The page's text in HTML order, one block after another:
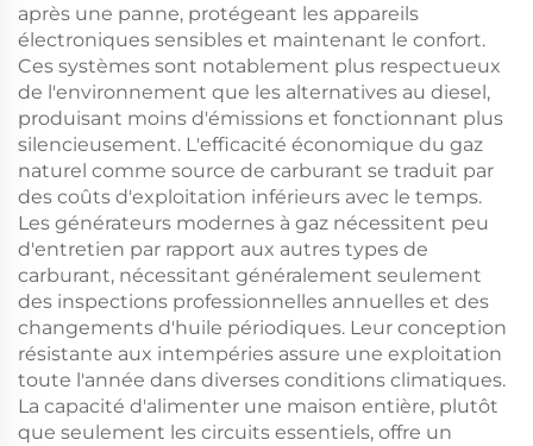
après une panne, protégeant les appareils
électroniques sensibles et maintenant le confort.
Ces systèmes sont notablement plus respectueux
de l'environnement que les alternatives au diesel,
produisant moins d'émissions et fonctionnant plus
silencieusement. L'efficacité économique du gaz
naturel comme source de carburant se traduit par
des coûts d'exploitation inférieurs avec le temps.
Les générateurs modernes à gaz nécessitent peu
d'entretien par rapport aux autres types de
carburant, nécessitant généralement seulement
des inspections professionnelles annuelles et des
changements d'huile périodiques. Leur conception
résistante aux intempéries assure une exploitation
toute l'année dans diverses conditions climatiques.
La capacité d'alimenter une maison entière, plutôt
que seulement les circuits essentiels, offre un